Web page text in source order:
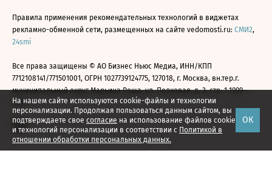
На нашем сайте используются cookie-файлы и технологии
персонализации. Продолжая пользоваться данным сайтом, вы
подтверждаете свое согласие на использование файлов cookie
и технологий персонализации в соответствии с Политикой в
отношении обработки персональных данных.
ОК
Правила применения рекомендательных технологий в виджетах
рекламно-обменной сети, размещенных на сайте vedomosti.ru: СМИ2,
24smi
Все права защищены © АО Бизнес Ньюс Медиа, ИНН/КПП
7712108141/771501001, ОГРН 1027739124775, 127018, г. Москва, вн.тер.г.
муниципальный округ Марьина Роща, ул. Полковая, д. 3, стр. 1 1999—
2026